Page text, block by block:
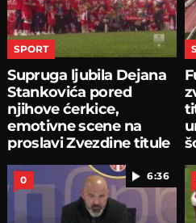
SPORT
Supruga ljubila Dejana
Stankovića pored
njihove ćerkice,
emotivne scene na
proslavi Zvezdine titule
6:36
0